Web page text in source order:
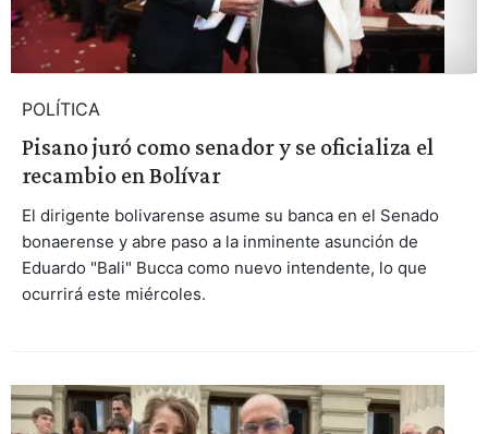
POLÍTICA
Pisano juró como senador y se oficializa el
recambio en Bolívar
El dirigente bolivarense asume su banca en el Senado
bonaerense y abre paso a la inminente asunción de
Eduardo "Bali" Bucca como nuevo intendente, lo que
ocurrirá este miércoles.